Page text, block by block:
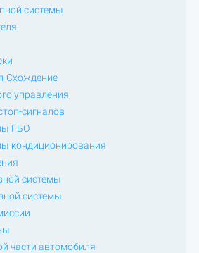
системы
Схождение
управления
сигналов
ГБО
кондиционирования
системы
системы
части автомобиля